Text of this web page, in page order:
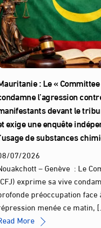
: Le «
l’agression
devant le
exige une enquête
de substances
/07/2026
– Genève : Le
exprime sa vive
préoccupation face
menée ce matin,
More